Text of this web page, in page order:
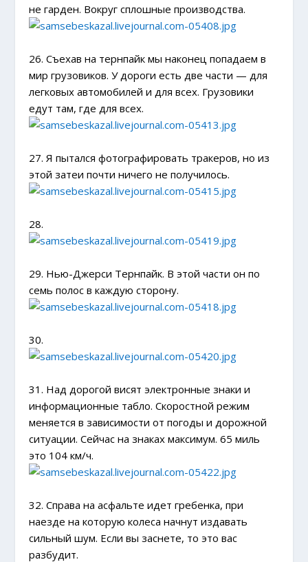
не гарден. Вокруг сплошные производства.
26. Съехав на тернпайк мы наконец попадаем в
мир грузовиков. У дороги есть две части — для
легковых автомобилей и для всех. Грузовики
едут там, где для всех.
27. Я пытался фотографировать тракеров, но из
этой затеи почти ничего не получилось.
28.
29. Нью-Джерси Тернпайк. В этой части он по
семь полос в каждую сторону.
30.
31. Над дорогой висят электронные знаки и
информационные табло. Скоростной режим
меняется в зависимости от погоды и дорожной
ситуации. Сейчас на знаках максимум. 65 миль
это 104 км/ч.
32. Справа на асфальте идет гребенка, при
наезде на которую колеса начнут издавать
сильный шум. Если вы заснете, то это вас
разбудит.